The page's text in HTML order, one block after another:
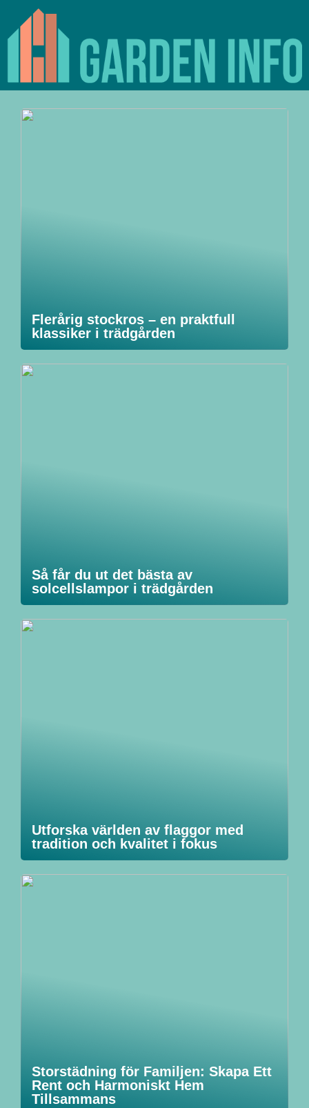
Flerårig stockros – en praktfull
klassiker i trädgården
Så får du ut det bästa av
solcellslampor i trädgården
Utforska världen av flaggor med
tradition och kvalitet i fokus
Storstädning för Familjen: Skapa Ett
Rent och Harmoniskt Hem
Tillsammans